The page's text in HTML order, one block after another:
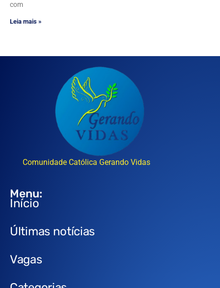
com
Leia mais »
Comunidade Católica Gerando Vidas
Menu:
Início
Últimas notícias
Vagas